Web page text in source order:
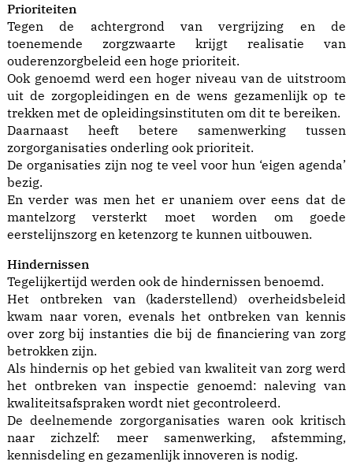
Prioriteiten
Tegen de achtergrond van vergrijzing en de
toenemende zorgzwaarte krijgt realisatie van
ouderenzorgbeleid een hoge prioriteit.
Ook genoemd werd een hoger niveau van de uitstroom
uit de zorgopleidingen en de wens gezamenlijk op te
trekken met de opleidingsinstituten om dit te bereiken.
Daarnaast heeft betere samenwerking tussen
zorgorganisaties onderling ook prioriteit.
De organisaties zijn nog te veel voor hun ‘eigen agenda’
bezig.
En verder was men het er unaniem over eens dat de
mantelzorg versterkt moet worden om goede
eerstelijnszorg en ketenzorg te kunnen uitbouwen.
Hindernissen
Tegelijkertijd werden ook de hindernissen benoemd.
Het ontbreken van (kaderstellend) overheidsbeleid
kwam naar voren, evenals het ontbreken van kennis
over zorg bij instanties die bij de financiering van zorg
betrokken zijn.
Als hindernis op het gebied van kwaliteit van zorg werd
het ontbreken van inspectie genoemd: naleving van
kwaliteitsafspraken wordt niet gecontroleerd.
De deelnemende zorgorganisaties waren ook kritisch
naar zichzelf: meer samenwerking, afstemming,
kennisdeling en gezamenlijk innoveren is nodig.